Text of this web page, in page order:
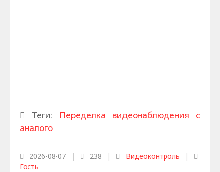
Теги:
Переделка видеонаблюдения с
аналого
2026-08-07 | 238 | Видеоконтроль
|
Гость